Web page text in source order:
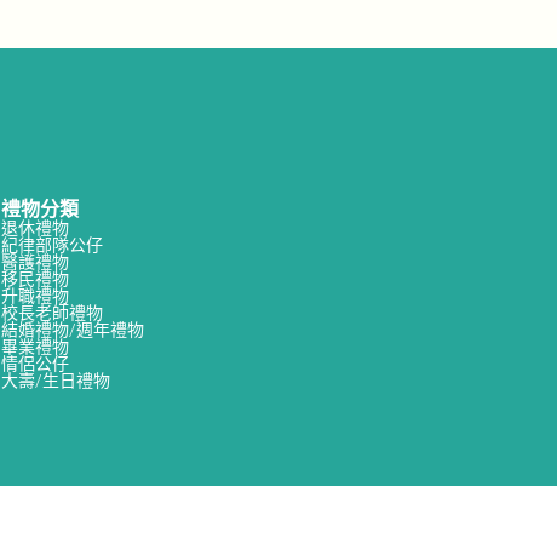
禮物分類
退休禮物
紀律部隊公仔
醫護禮物
移民禮物
升職禮物
校長老師禮物
結婚禮物/週年禮物
畢業禮物
情侶公仔
大壽/生日禮物